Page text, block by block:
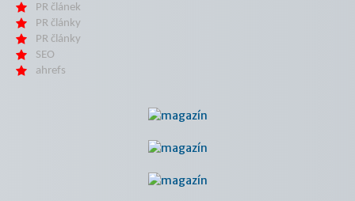
PR článek
PR články
PR články
SEO
ahrefs